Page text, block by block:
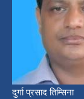
दुर्गा प्रसाद तिम्सिना